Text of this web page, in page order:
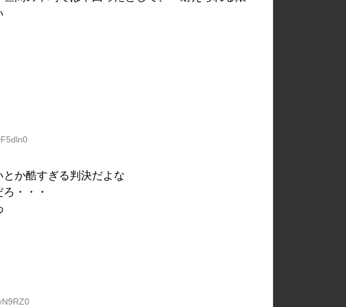
か酷すぎる判決だよな
・・・